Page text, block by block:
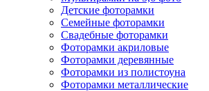
Детские фоторамки
Семейные фоторамки
Свадебные фоторамки
Фоторамки акриловые
Фоторамки деревянные
Фоторамки из полистоуна
Фоторамки металлические